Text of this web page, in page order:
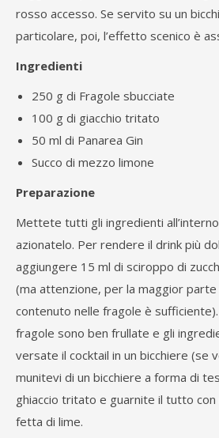
rosso accesso. Se servito su un
particolare, poi, l’effetto scenico è
Ingredienti
250 g di Fragole sbucciate
100 g di giacchio tritato
50 ml di Panarea Gin
Succo di mezzo limone
Preparazione
Mettete tutti gli ingredienti
azionatelo. Per rendere il drink più
aggiungere 15 ml di sciroppo di
(ma attenzione, per la maggior
contenuto nelle fragole è
fragole sono ben frullate e gli
versate il cocktail in un bicchiere (se
munitevi di un bicchiere a forma di
ghiaccio tritato e guarnite il tutto con
fetta di lime.